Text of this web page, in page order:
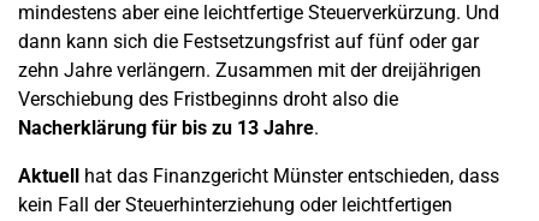
mindestens aber eine leichtfertige Steuerverkürzung. Und
dann kann sich die Festsetzungsfrist auf fünf oder gar
zehn Jahre verlängern. Zusammen mit der dreijährigen
Verschiebung des Fristbeginns droht also die
Nacherklärung für bis zu 13 Jahre.
Aktuell hat das Finanzgericht Münster entschieden, dass
kein Fall der Steuerhinterziehung oder leichtfertigen